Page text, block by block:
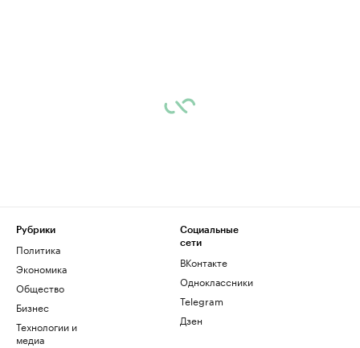
Рубрики
Политика
Экономика
Общество
Бизнес
Технологии и
медиа
Социальные
сети
ВКонтакте
Одноклассники
Telegram
Дзен